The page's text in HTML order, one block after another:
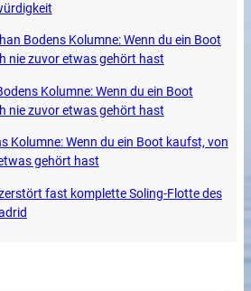
Bodens Kolumne: Wenn du ein Boot
nie zuvor etwas gehört hast
Kolumne: Wenn du ein Boot
nie zuvor etwas gehört hast
Kolumne: Wenn du ein Boot kaufst, von
gehört hast
fast komplette Soling-Flotte des